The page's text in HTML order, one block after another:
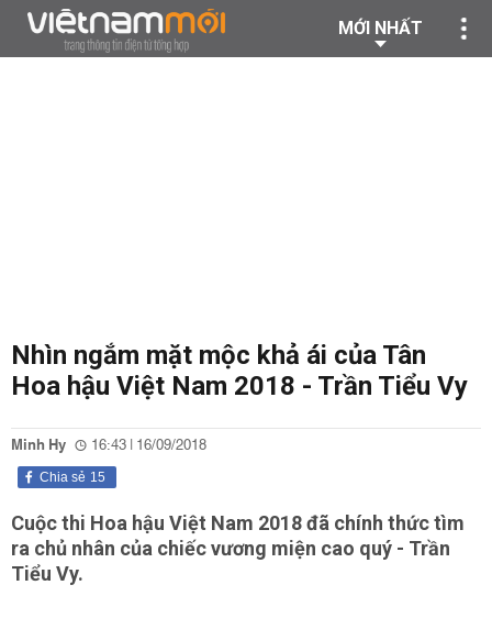
MỚI NHẤT
Nhìn ngắm mặt mộc khả ái của Tân
Hoa hậu Việt Nam 2018 - Trần Tiểu Vy
Minh Hy 16:43 | 16/09/2018
15
Chia sẻ
Cuộc thi Hoa hậu Việt Nam 2018 đã chính thức tìm
ra chủ nhân của chiếc vương miện cao quý - Trần
Tiểu Vy.